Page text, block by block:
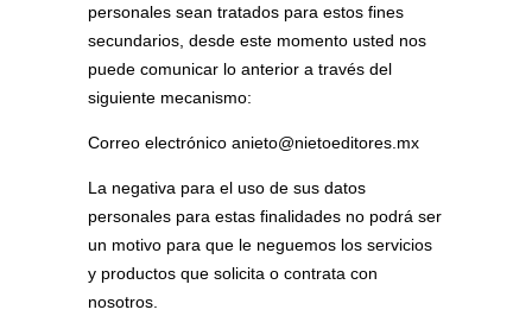
personales sean tratados para estos fines
secundarios, desde este momento usted nos
puede comunicar lo anterior a través del
siguiente mecanismo:
Correo electrónico anieto@nietoeditores.mx
La negativa para el uso de sus datos
personales para estas finalidades no podrá ser
un motivo para que le neguemos los servicios
y productos que solicita o contrata con
nosotros.